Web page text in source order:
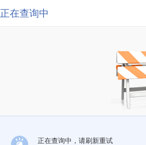
正在查询中
正在查询中，请刷新重试